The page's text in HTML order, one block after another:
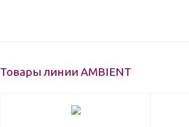
Товары линии AMBIENT